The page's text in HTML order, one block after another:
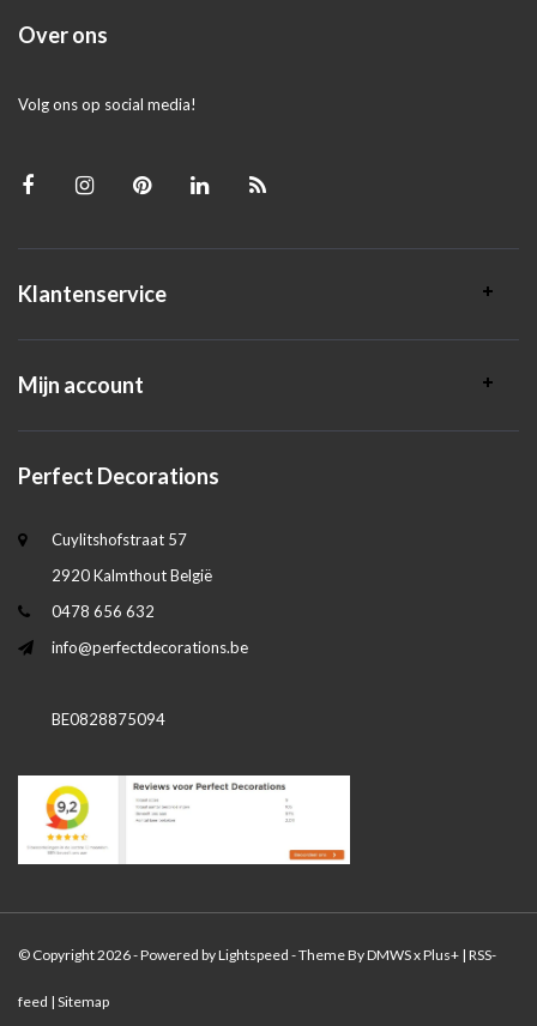
Over ons
Volg ons op social media!
Klantenservice
Mijn account
Perfect Decorations
Cuylitshofstraat 57
2920 Kalmthout België
0478 656 632
info@perfectdecorations.be
BE0828875094
© Copyright 2026 - Powered byLightspeed - Theme ByDMWSxPlus+ | RSS-
feed | Sitemap